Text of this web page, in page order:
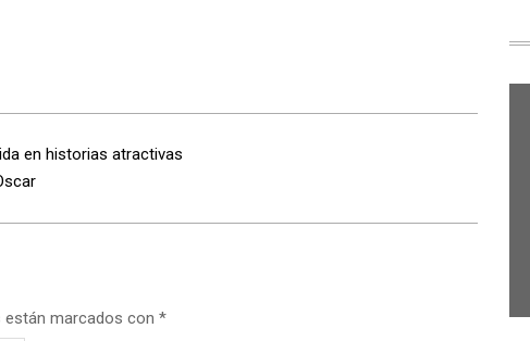
en historias atractivas
marcados con *